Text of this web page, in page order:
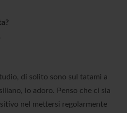
di solito sono sul tatami a
lo adoro. Penso che ci sia
nel mettersi regolarmente